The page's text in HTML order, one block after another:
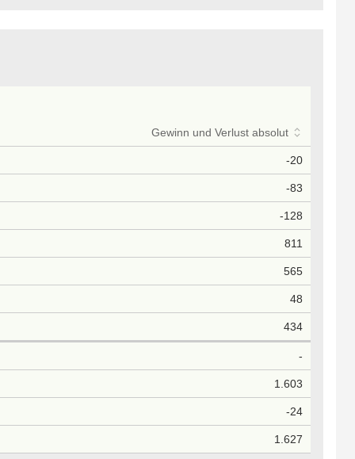
Gewinn und Verlust absolut
-20
-83
-128
811
565
48
434
-
1.603
-24
1.627